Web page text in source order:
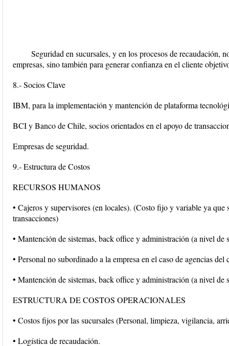
Seguridad en sucursales, y en los procesos de recaudación,
empresas, sino también para generar confianza en el cliente
8.- Socios Clave
IBM, para la implementación y mantención de plataforma
BCI y Banco de Chile, socios orientados en el apoyo de
Empresas de seguridad.
9.- Estructura de Costos
RECURSOS HUMANOS
• Cajeros y supervisores (en locales). (Costo fijo y variable ya que
transacciones)
• Mantención de sistemas, back office y administración (a nivel de
• Personal no subordinado a la empresa en el caso de agencias del
• Mantención de sistemas, back office y administración (a nivel de
ESTRUCTURA DE COSTOS OPERACIONALES
• Costos fijos por las sucursales (Personal, limpieza, vigilancia,
• Logística de recaudación.